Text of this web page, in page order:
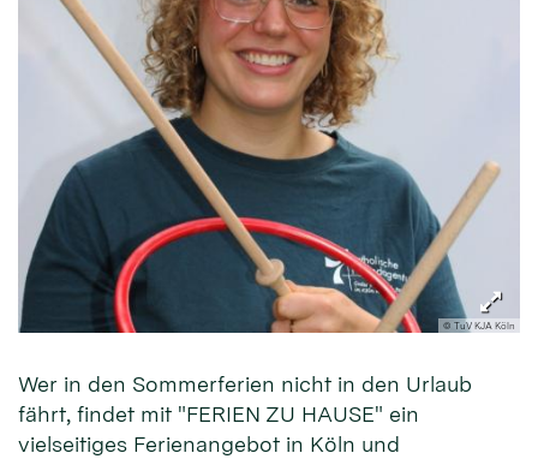
© TuV KJA Köln
Wer in den Sommerferien nicht in den Urlaub
fährt, findet mit "FERIEN ZU HAUSE" ein
vielseitiges Ferienangebot in Köln und